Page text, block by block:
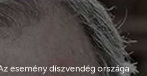
esemény díszvendég országa